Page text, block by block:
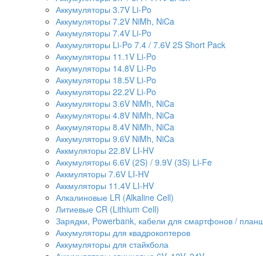
Аккумуляторы 3.7V Li-Po
Аккумуляторы 7.2V NiMh, NiCa
Аккумуляторы 7.4V Li-Po
Аккумуляторы Li-Po 7.4 / 7.6V 2S Short Pack
Аккумуляторы 11.1V Li-Po
Аккумуляторы 14.8V Li-Po
Аккумуляторы 18.5V Li-Po
Аккумуляторы 22.2V Li-Po
Аккумуляторы 3.6V NiMh, NiCa
Аккумуляторы 4.8V NiMh, NiCa
Аккумуляторы 8.4V NiMh, NiCa
Аккумуляторы 9.6V NiMh, NiCa
Аккмуляторы 22.8V LI-HV
Аккумуляторы 6.6V (2S) / 9.9V (3S) Li-Fe
Аккмуляторы 7.6V LI-HV
Аккмуляторы 11.4V LI-HV
Алкалиновые LR (Alkaline Cell)
Литиевые CR (Lithium Сell)
Зарядки, Powerbank, кабели для смартфонов /
Аккумуляторы для квадрокоптеров
Аккумуляторы для стайкбола